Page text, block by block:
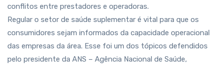
conflitos entre prestadores e operadoras.
Regular o setor de saúde suplementar é vital para que os
consumidores sejam informados da capacidade operacional
das empresas da área. Esse foi um dos tópicos defendidos
pelo presidente da ANS – Agência Nacional de Saúde,